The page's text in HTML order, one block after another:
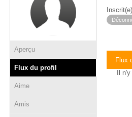
Aperçu
Flux du profil
Aime
Amis
Flux
Il